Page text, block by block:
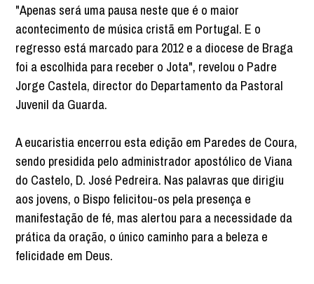
"Apenas será uma pausa neste que é o maior
acontecimento de música cristã em Portugal. E o
regresso está marcado para 2012 e a diocese de Braga
foi a escolhida para receber o Jota", revelou o Padre
Jorge Castela, director do Departamento da Pastoral
Juvenil da Guarda.
A eucaristia encerrou esta edição em Paredes de Coura,
sendo presidida pelo administrador apostólico de Viana
do Castelo, D. José Pedreira. Nas palavras que dirigiu
aos jovens, o Bispo felicitou-os pela presença e
manifestação de fé, mas alertou para a necessidade da
prática da oração, o único caminho para a beleza e
felicidade em Deus.